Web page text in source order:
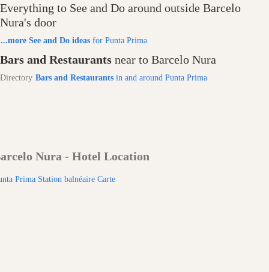
Everything to See and Do around outside Barcelo
Nura's door
...more See and Do ideas for Punta Prima
Bars and Restaurants near to Barcelo Nura
Directory Bars and Restaurants in and around Punta Prima
Nura - Hotel Location
Prima Station balnéaire Carte